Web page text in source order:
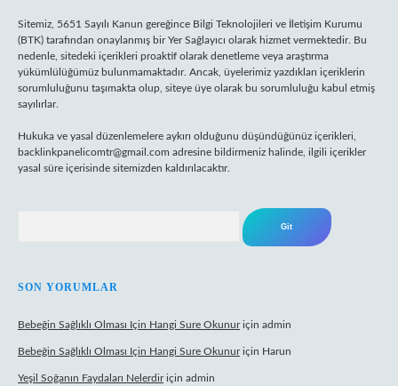
Sitemiz, 5651 Sayılı Kanun gereğince Bilgi Teknolojileri ve İletişim Kurumu
(BTK) tarafından onaylanmış bir Yer Sağlayıcı olarak hizmet vermektedir. Bu
nedenle, sitedeki içerikleri proaktif olarak denetleme veya araştırma
yükümlülüğümüz bulunmamaktadır. Ancak, üyelerimiz yazdıkları içeriklerin
sorumluluğunu taşımakta olup, siteye üye olarak bu sorumluluğu kabul etmiş
sayılırlar.
Hukuka ve yasal düzenlemelere aykırı olduğunu düşündüğünüz içerikleri,
backlinkpanelicomtr@gmail.com adresine bildirmeniz halinde, ilgili içerikler
yasal süre içerisinde sitemizden kaldırılacaktır.
SON YORUMLAR
Bebeğin Sağlıklı Olması Için Hangi Sure Okunuriçin admin
Bebeğin Sağlıklı Olması Için Hangi Sure Okunuriçin Harun
Yeşil Soğanın Faydaları Nelerdiriçin admin